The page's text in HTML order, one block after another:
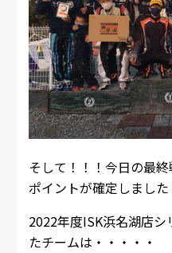
そして！！！今日の最
ポイントが確定しました
2022年度ISK浜名湖店
たチームは・・・・・